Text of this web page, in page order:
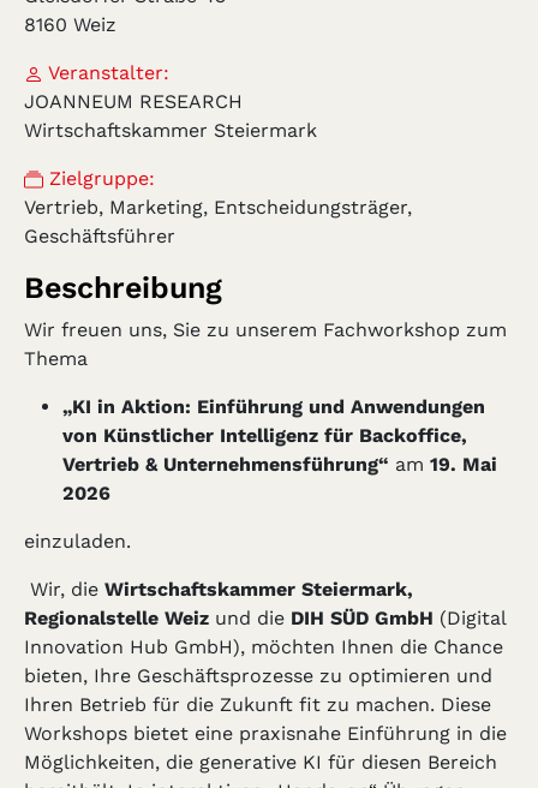
8160 Weiz
Veranstalter:
JOANNEUM RESEARCH
Wirtschaftskammer Steiermark
Zielgruppe:
Vertrieb, Marketing, Entscheidungsträger,
Geschäftsführer
Beschreibung
Wir freuen uns, Sie zu unserem Fachworkshop zum
Thema
„KI in Aktion: Einführung und Anwendungen
von Künstlicher Intelligenz für Backoffice,
Vertrieb & Unternehmensführung“ am 19. Mai
2026
einzuladen.
Wir, die Wirtschaftskammer Steiermark,
Regionalstelle Weiz und die DIH SÜD GmbH (Digital
Innovation Hub GmbH), möchten Ihnen die Chance
bieten, Ihre Geschäftsprozesse zu optimieren und
Ihren Betrieb für die Zukunft fit zu machen. Diese
Workshops bietet eine praxisnahe Einführung in die
Möglichkeiten, die generative KI für diesen Bereich